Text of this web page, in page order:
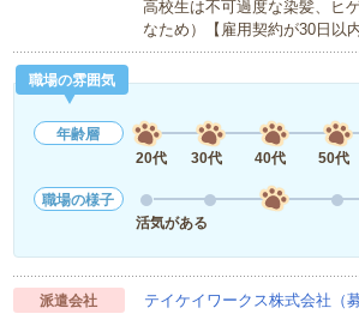
高校生は不可過度な染髪、ヒ
なため）【雇用契約が30日以
職場の雰囲気
年齢層
20代
30代 40代 50代
職場の様子
活気がある
派遣会社 テイケイワークス株式会社（